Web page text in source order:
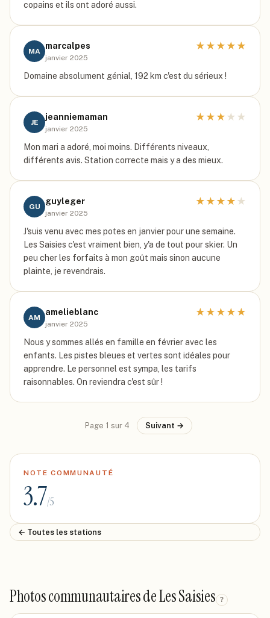
copains et ils ont adoré aussi.
MA
marcalpes
janvier 2025
★ ★ ★ ★ ★
Domaine absolument génial, 192 km c'est du sérieux !
JE
jeanniemaman
janvier 2025
★ ★ ★ ★ ★
Mon mari a adoré, moi moins. Différents niveaux,
différents avis. Station correcte mais y a des mieux.
GU
guyleger
janvier 2025
★ ★ ★ ★ ★
J'suis venu avec mes potes en janvier pour une semaine.
Les Saisies c'est vraiment bien, y'a de tout pour skier. Un
peu cher les forfaits à mon goût mais sinon aucune
plainte, je revendrais.
AM
amelieblanc
janvier 2025
★ ★ ★ ★ ★
Nous y sommes allés en famille en février avec les
enfants. Les pistes bleues et vertes sont idéales pour
apprendre. Le personnel est sympa, les tarifs
raisonnables. On reviendra c'est sûr !
Page 1 sur 4 Suivant →
NOTE COMMUNAUTÉ
3.7/5
← Toutes les stations
Photos communautaires de Les Saisies ?